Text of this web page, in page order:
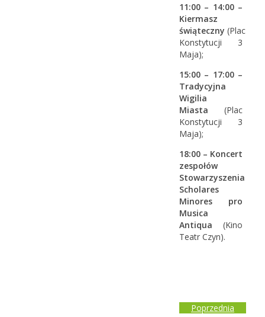
11:00 – 14:00 –
Kiermasz
świąteczny (Plac
Konstytucji 3
Maja);
15:00 – 17:00 –
Tradycyjna
Wigilia
Miasta (Plac
Konstytucji 3
Maja);
18:00 – Koncert
zespołów
Stowarzyszenia
Scholares
Minores pro
Musica
Antiqua (Kino
Teatr Czyn).
Poprzednia